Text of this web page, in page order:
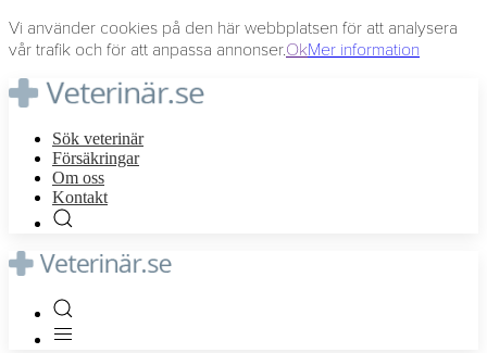
Vi använder cookies på den här webbplatsen för att analysera
vår trafik och för att anpassa annonser.OkMer information
Sök veterinär
Försäkringar
Om oss
Kontakt